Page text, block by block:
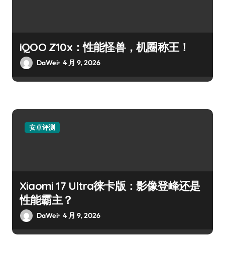
iQOO Z10x：性能怪兽，机圈称王！
DaWei 4 月 9, 2026
安卓评测
Xiaomi 17 Ultra徕卡版：影像登峰还是
性能霸主？
DaWei 4 月 9, 2026